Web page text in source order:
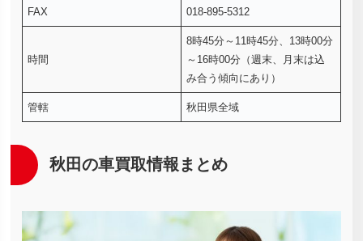
FAX 018-895-5312
時間
8時45分～11時45分、13時00分
～16時00分（週末、月末は込
み合う傾向にあり）
管轄 秋田県全域
秋田の車買取情報まとめ